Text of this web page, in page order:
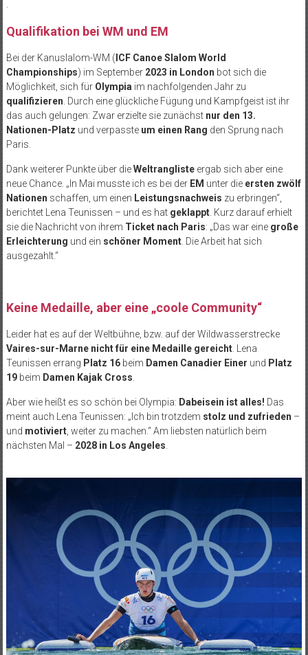
Qualifikation bei WM und EM
Bei der Kanuslalom-WM ( ICF Canoe Slalom World
Championships) im September 2023 in London bot sich die
Möglichkeit, sich für Olympia im nachfolgenden Jahr zu
qualifizieren . Durch eine glückliche Fügung und Kampfgeist ist ihr
das auch gelungen: Zwar erzielte sie zunächst nur den 13.
Nationen-Platz und verpasste um einen Rang den Sprung nach
Paris.
Dank weiterer Punkte über dieWeltranglisteergab sich aber eine
neue Chance. „In Mai musste ich es bei der EM unter die ersten zwölf
Nationen schaffen, um einen Leistungsnachweis zu erbringen“,
berichtet Lena Teunissen – und es hat geklappt. Kurz darauf erhielt
sie die Nachricht von ihrem Ticket nach Paris: „Das war eine große
Erleichterung und ein schöner Moment. Die Arbeit hat sich
ausgezahlt.“
Keine Medaille, aber eine „coole Community“
Leider hat es auf der Weltbühne, bzw. auf der Wildwasserstrecke
Vaires-sur-Marne nicht für eine Medaille gereicht. Lena
Teunissen errang Platz 16beim Damen Canadier Einer und Platz
19beim Damen Kajak Cross
Aber wie heißt es so schön bei Olympia: Dabeisein ist alles! Das
meint auch Lena Teunissen: „Ich bin trotzdem stolz und zufrieden –
und motiviert, weiter zu machen.“ Am liebsten natürlich beim
nächsten Mal – 2028 in Los Angeles